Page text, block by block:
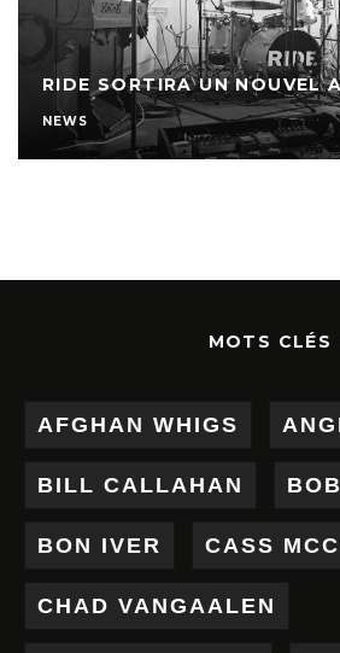
RIDE SORTIRA UN NOUVEL
NEWS
MOTS CLÉS
AFGHAN WHIGS
BILL CALLAHAN
BON IVER CASS
CHAD VANGAALEN